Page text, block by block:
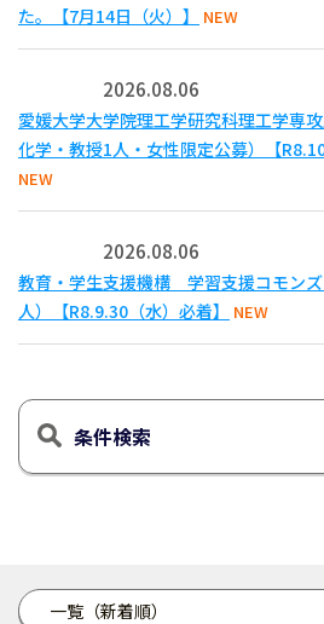
一覧（新着順）
た。【7月14日（火）】
NEW
2026.08.06
愛媛大学大学院理工学研究科理工学専
化学・教授1人・女性限定公募）【
NEW
2026.08.06
教育・学生支援機構 学習支援コモン
人）【R8.9.30（水）必着】
NEW
条件検索